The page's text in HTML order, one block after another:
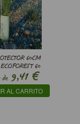
60CM
60
9,41€
AL CARRITO